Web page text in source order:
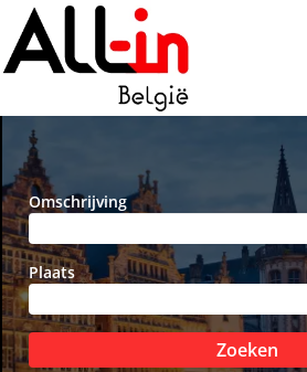
Omschrijving
Plaats
Zoeken